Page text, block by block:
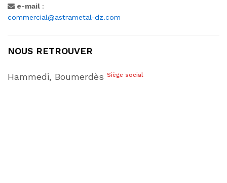
e-mail :
commercial@astrametal-dz.com
NOUS RETROUVER
Hammedi, Boumerdès Siège social